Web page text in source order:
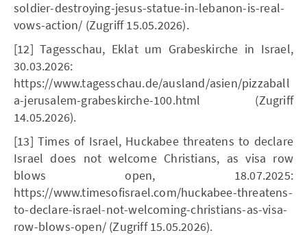
soldier-destroying-jesus-statue-in-lebanon-is-real-
vows-action/ (Zugriff 15.05.2026).
[12] Tagesschau, Eklat um Grabeskirche in Israel,
30.03.2026:
https://www.tagesschau.de/ausland/asien/pizzaball
a-jerusalem-grabeskirche-100.html (Zugriff
14.05.2026).
[13] Times of Israel, Huckabee threatens to declare
Israel does not welcome Christians, as visa row
blows open, 18.07.2025:
https://www.timesofisrael.com/huckabee-threatens-
to-declare-israel-not-welcoming-christians-as-visa-
row-blows-open/ (Zugriff 15.05.2026).